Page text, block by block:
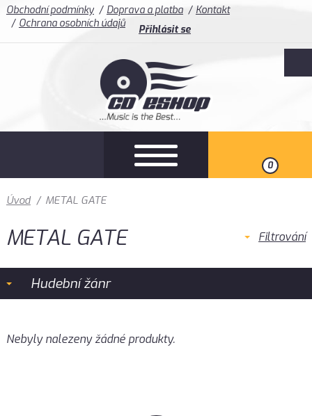
Obchodní podmínky Doprava a platba
Kontakt
Ochrana osobních údajů
Přihlásit se
0
Úvod / METAL GATE
METAL GATE Filtrování
Hudební žánr
Nebyly nalezeny žádné produkty.